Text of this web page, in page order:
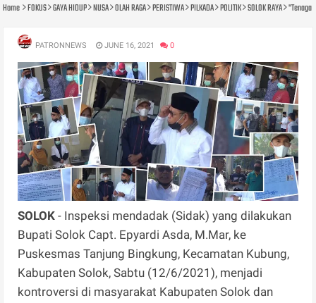
Home FOKUS GAYA HIDUP NUSA OLAH RAGA PERISTIWA PILKADA POLITIK SOLOK RAYA "Tenaga
PATRONNEWS JUNE 16, 2021 0
SOLOK - Inspeksi mendadak (Sidak) yang dilakukan
Bupati Solok Capt. Epyardi Asda, M.Mar, ke
Puskesmas Tanjung Bingkung, Kecamatan Kubung,
Kabupaten Solok, Sabtu (12/6/2021), menjadi
kontroversi di masyarakat Kabupaten Solok dan